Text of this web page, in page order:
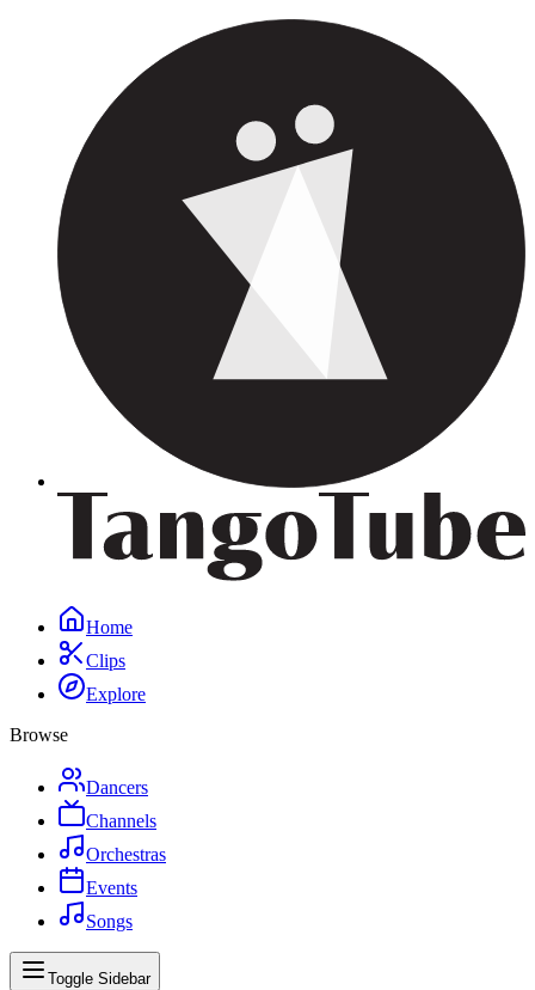
Home
Clips
Explore
Browse
Dancers
Channels
Orchestras
Events
Songs
Toggle Sidebar